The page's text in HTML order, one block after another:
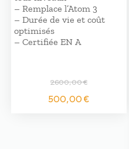
– Remplace l’Atom 3
– Durée de vie et coût
optimisés
– Certifiée EN A
2600,00€
Le
prix
500,00€Le